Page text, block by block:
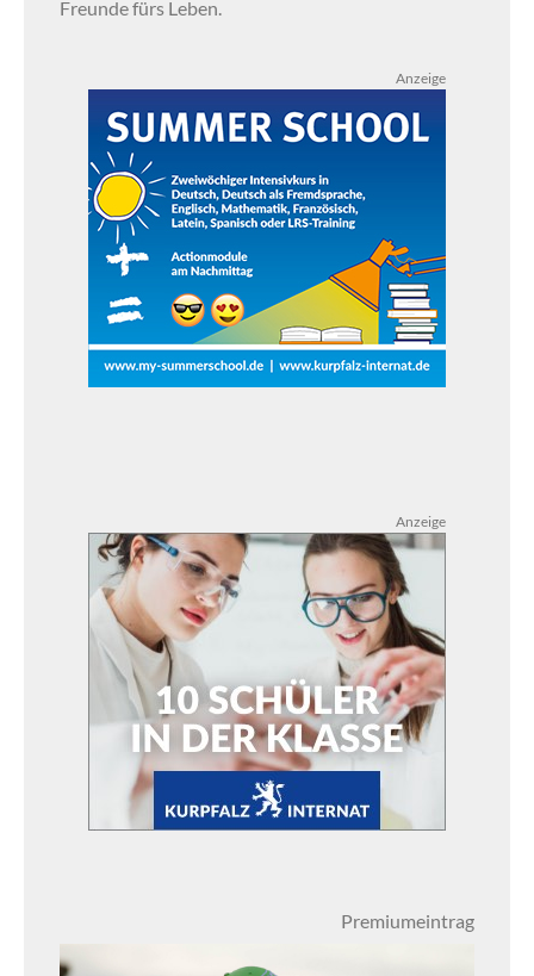
Freunde fürs Leben.
Anzeige
Anzeige
Premiumeintrag